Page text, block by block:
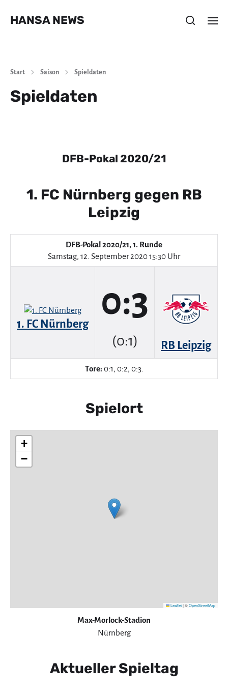
HANSA NEWS
Start Saison Spieldaten
Spieldaten
DFB-Pokal 2020/21
1. FC Nürnberg gegen RB
Leipzig
DFB-Pokal 2020/21, 1. Runde
Samstag, 12. September 2020 15:30 Uhr
1. FC Nürnberg
0:3
(0:1) RB Leipzig
Tore: 0:1, 0:2, 0:3.
Spielort
+
−
Leaflet|©OpenStreetMap
Max-Morlock-Stadion
Nürnberg
Aktueller Spieltag